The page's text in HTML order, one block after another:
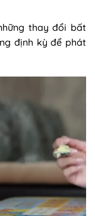
thay đổi bất
định kỳ để phát